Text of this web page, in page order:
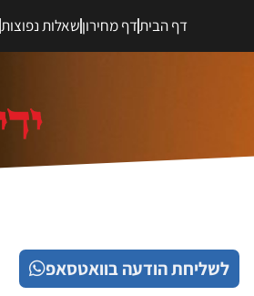
דף הביתדף מחירוןשאלות נפוצות
לשליחת הודעה בוואטסאפ